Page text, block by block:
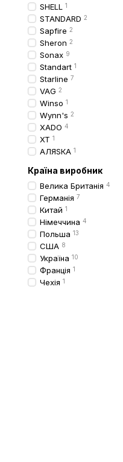
SHELL 1
STANDARD 2
Sapfire 2
Sheron 2
Sonax 9
Standart 1
Starline 7
VAG 2
Winso 1
Wynn's 2
XADO 4
XT 1
АЛЯSКА 1
Країна виробник
Велика Британія 4
Германія 7
Китай 1
Німеччина 4
Польша 13
США 8
Україна 10
Франція 1
Чехія 1